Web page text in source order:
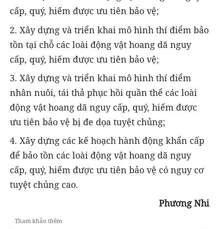
cấp, quý, hiếm được ưu tiên bảo vệ;
2. Xây dựng và triển khai mô hình thí điểm bảo
tồn tại chỗ các loài động vật hoang dã nguy
cấp, quý, hiếm được ưu tiên bảo vệ;
3. Xây dựng và triển khai mô hình thí điểm
nhân nuôi, tái thả phục hồi quần thể các loài
động vật hoang dã nguy cấp, quý, hiếm được
ưu tiên bảo vệ bị đe dọa tuyệt chủng;
4. Xây dựng các kế hoạch hành động khẩn cấp
để bảo tồn các loài động vật hoang dã nguy
cấp, quý, hiếm được ưu tiên bảo vệ có nguy cơ
tuyệt chủng cao.
Phương Nhi
Tham khảo thêm